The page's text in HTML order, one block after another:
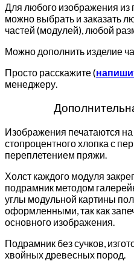
Для любого изображения из
можно выбрать и заказать
частей (модулей), любой
Можно дополнить изделие
Просто расскажите (
менеджеру.
Изображения печатаются
стопроцентного хлопка с
переплетением пряжи.
Холст каждого модуля
подрамник методом
углы модульной картины
оформленными, так как
основного изображения.
Подрамник без сучков,
хвойных древесных пород.